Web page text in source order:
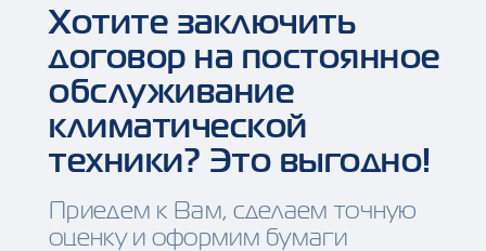
Хотите заключить
договор на постоянное
обслуживание
климатической
техники? Это выгодно!
Приедем к Вам, сделаем точную
оценку и оформим бумаги